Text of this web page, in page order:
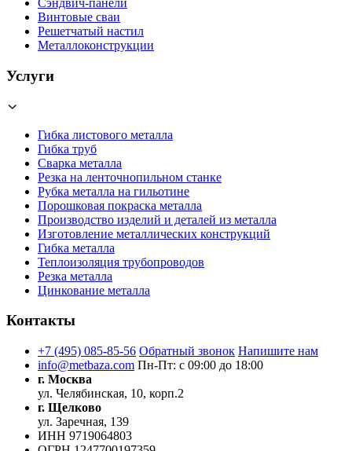
Сэндвич-панели
Винтовые сваи
Решетчатый настил
Металлоконструкции
Услуги
Гибка листового металла
Гибка труб
Сварка металла
Резка на ленточнопильном станке
Рубка металла на гильотине
Порошковая покраска металла
Производство изделий и деталей из металла
Изготовление металлических конструкций
Гибка металла
Теплоизоляция трубопроводов
Резка металла
Цинкование металла
Контакты
+7 (495) 085-85-56 Обратный звонок Напишите нам
info@metbaza.com Пн-Пт: с 09:00 до 18:00
г. Москва
ул. Челябинская, 10, корп.2
г. Щелково
ул. Заречная, 139
ИНН 9719064803